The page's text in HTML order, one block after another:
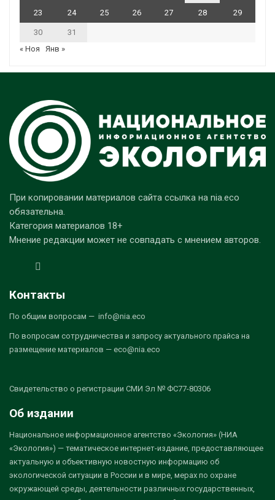
23 24 25 26 27 28 29
30
31
« Ноя
Янв »
При копировании материалов сайта ссылка на nia.eco
обязательна.
Категория материалов 18+
Мнение редакции может не совпадать с мнением авторов.
Контакты
По общим вопросам — info@nia.eco
По вопросам сотрудничества и запросу актуального прайса на
размещение материалов — eco@nia.eco
Свидетельство о регистрации СМИ Эл № ФС77-80306
Об издании
Национальное информационное агентство «Экология» (НИА
«Экология») — тематическое интернет-издание, предоставляющее
актуальную и объективную новостную информацию об
экологической ситуации в России и в мире, мерах по охране
окружающей среды, деятельности различных государственных,